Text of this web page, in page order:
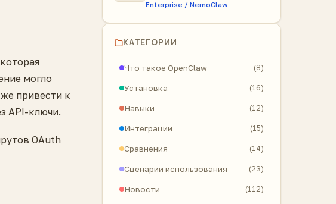
могло
привести к
API-ключи.
OAuth
Enterprise / NemoClaw
КАТЕГОРИИ
Что такое OpenClaw (8)
Установка (16)
Навыки (12)
Интеграции (15)
Сравнения (14)
Сценарии использования (23)
Новости (112)